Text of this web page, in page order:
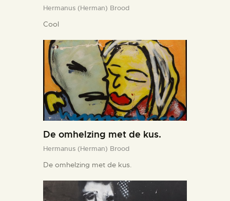
Hermanus (Herman) Brood
Cool
De omhelzing met de kus.
Hermanus (Herman) Brood
De omhelzing met de kus.